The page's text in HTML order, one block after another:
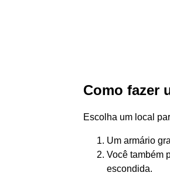
Como fazer
Escolha um local
Um armário
Você também
escondida.